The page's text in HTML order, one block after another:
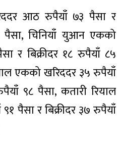
आठ रुपैयाँ ७३ पैसा र
चिनियाँ युआन एकको
र बिक्रीदर १८ रुपैयाँ ८५
एकको खरिददर ३५ रुपैयाँ
९८ पैसा, कतारी रियाल
पैसा र बिक्रीदर ३७ रुपैयाँ